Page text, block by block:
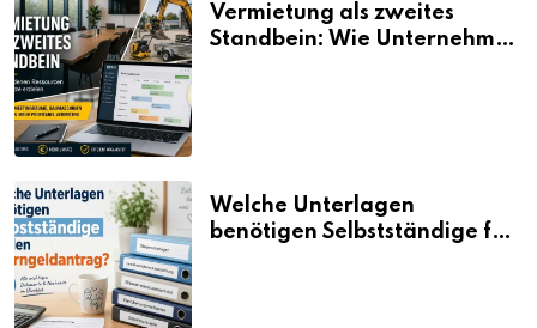
Vermietung als zweites
Standbein: Wie Unternehmen
Welche Unterlagen
benötigen Selbstständige für